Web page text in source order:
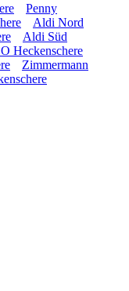
Penny
Aldi Nord
Aldi Süd
Heckenschere
Zimmermann